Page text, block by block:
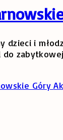
dzieci i
do